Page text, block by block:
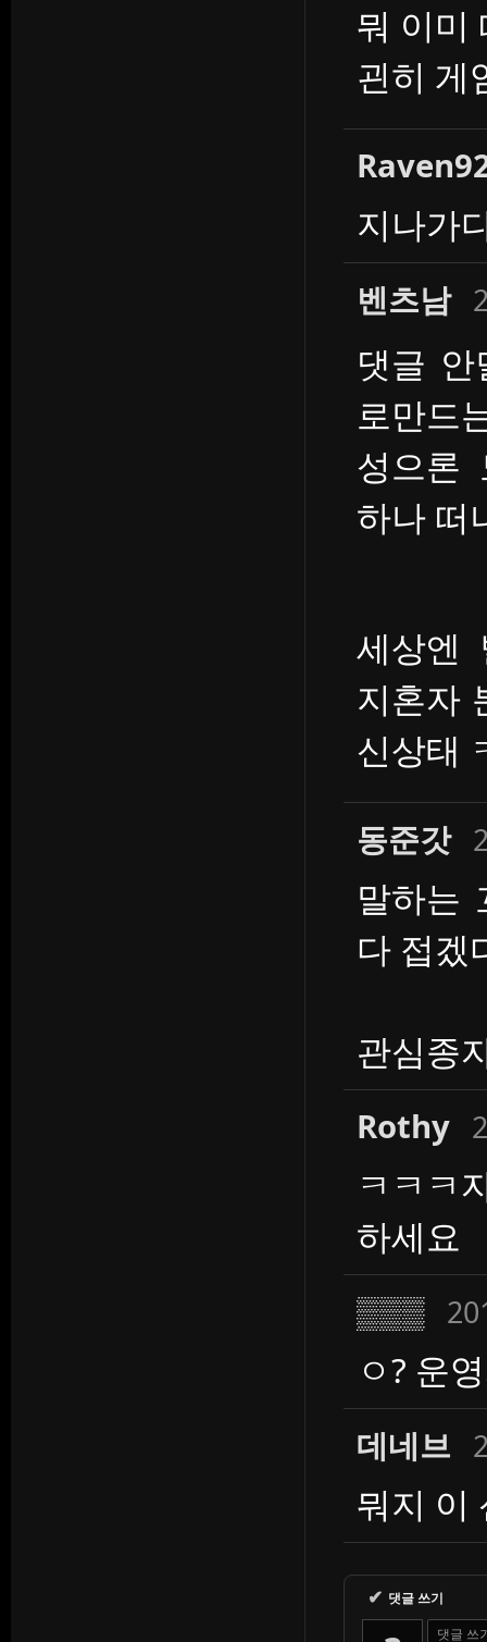
뭐 이미
괸히 게
지나가
벤츠남
댓글
로만드
성으론
하나 떠
세상엔
지혼자
신상태
동준갓
말하는
다 접겠
관심종
Rothy
ㅋㅋㅋ
하세요
▒▒▒
ㅇ? 운
데네브
뭐지 이
✔ 댓글 쓰기
댓글 쓰